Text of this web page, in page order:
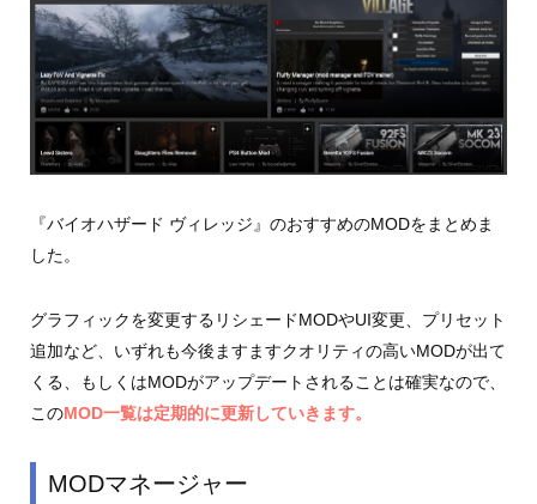
『バイオハザード ヴィレッジ』のおすすめのMODをまとめま
した。
グラフィックを変更するリシェードMODやUI変更、プリセット
追加など、いずれも今後ますますクオリティの高いMODが出て
くる、もしくはMODがアップデートされることは確実なので、
このMOD一覧は定期的に更新していきます。
MODマネージャー